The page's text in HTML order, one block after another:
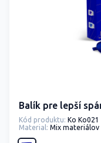
Balík pre lepší
Kód produktu: Ko Ko021
Material: Mix materiálov